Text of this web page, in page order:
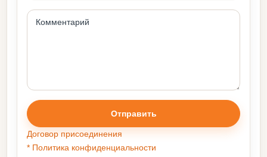
Отправить
Договор присоединения
* Политика конфиденциальности